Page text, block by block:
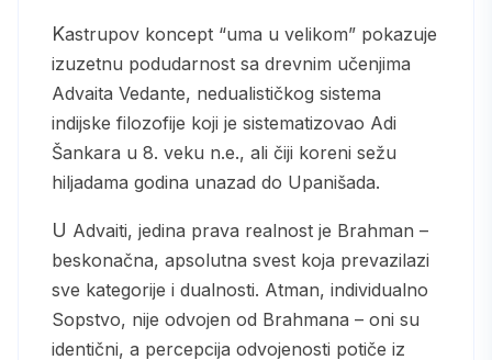
Kastrupov koncept “uma u velikom” pokazuje
izuzetnu podudarnost sa drevnim učenjima
Advaita Vedante, nedualističkog sistema
indijske filozofije koji je sistematizovao Adi
Šankara u 8. veku n.e., ali čiji koreni sežu
hiljadama godina unazad do Upanišada.
U Advaiti, jedina prava realnost je Brahman –
beskonačna, apsolutna svest koja prevazilazi
sve kategorije i dualnosti. Atman, individualno
Sopstvo, nije odvojen od Brahmana – oni su
identični, a percepcija odvojenosti potiče iz